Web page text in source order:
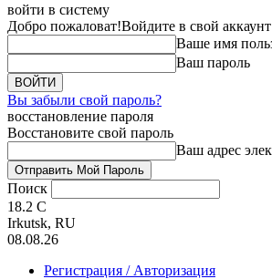
войти в систему
Добро пожаловат!Войдите в свой аккаунт
Ваше имя
Ваш пароль
Вы забыли свой пароль?
восстановление пароля
Восстановите свой пароль
Ваш адрес
Поиск
18.2 C
Irkutsk, RU
08.08.26
Регистрация / Авторизация